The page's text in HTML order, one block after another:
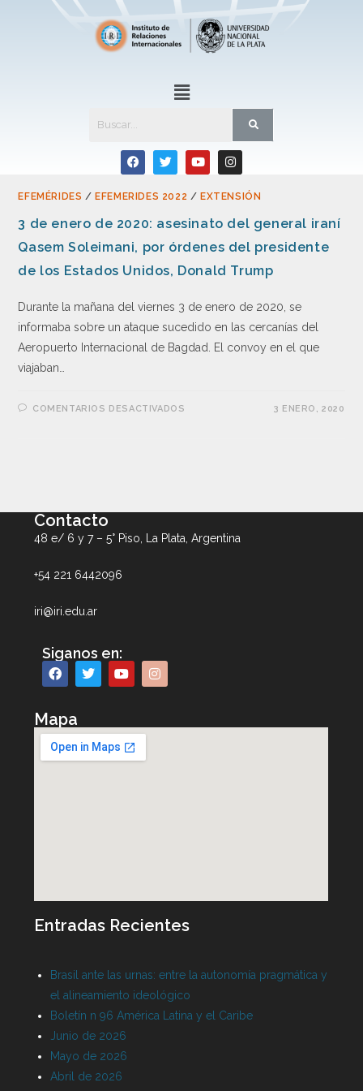
EFEMÉRIDES / EFEMERIDES 2022 / EXTENSIÓN
3 de enero de 2020: asesinato del general iraní
Qasem Soleimani, por órdenes del presidente
de los Estados Unidos, Donald Trump
Durante la mañana del viernes 3 de enero de 2020, se
informaba sobre un ataque sucedido en las cercanías del
Aeropuerto Internacional de Bagdad. El convoy en el que
viajaban…
COMENTARIOS DESACTIVADOS 3 ENERO, 2020
Contacto
48 e/ 6 y 7 – 5° Piso, La Plata, Argentina
+54 221 6442096
iri@iri.edu.ar
Siganos en:
Mapa
Entradas Recientes
Brasil ante las urnas: entre la autonomía pragmática y
el alineamiento ideológico
Boletín n 96 América Latina y el Caribe
Junio de 2026
Mayo de 2026
Abril de 2026